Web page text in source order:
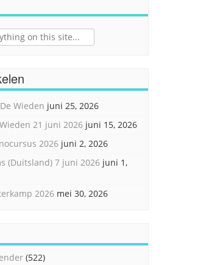
Wieden juni 25, 2026
21 juni 2026 juni 15, 2026
2026 juni 2, 2026
(Duitsland) 7 juni 2026 juni 1,
2026 mei 30, 2026
(522)